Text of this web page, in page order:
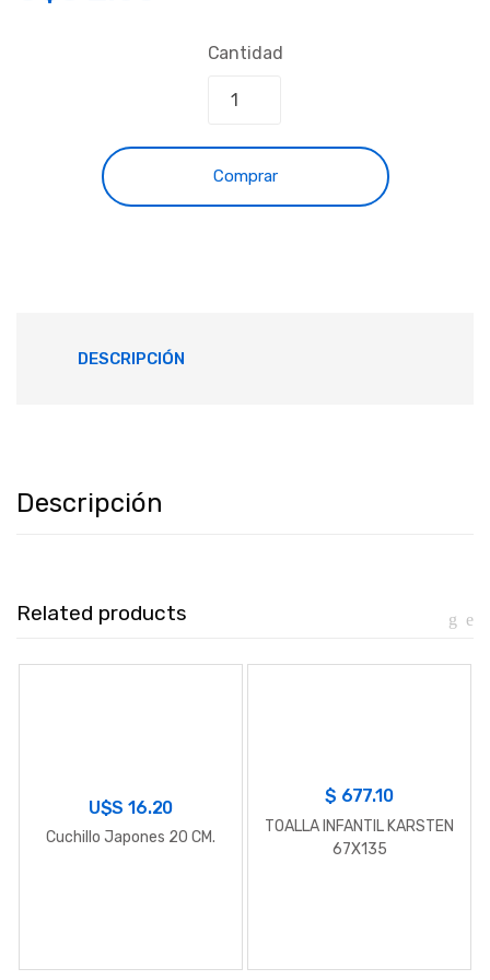
Cantidad
Comprar
DESCRIPCIÓN
Descripción
Related products
U$S16.20
Cuchillo Japones 20 CM.
$ 677.10
TOALLA INFANTIL KARSTEN
67X135